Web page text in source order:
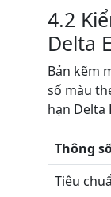
4.2
Delta
Bản kẽm
số màu
hạn Delta
Thông
Tiêu